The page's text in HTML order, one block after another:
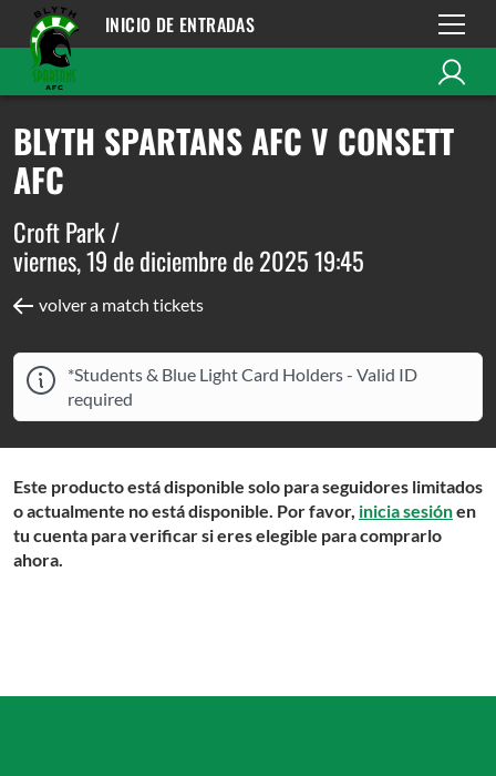
INICIO DE ENTRADAS
BLYTH SPARTANS AFC V CONSETT
AFC
Croft Park /
viernes, 19 de diciembre de 2025 19:45
volver a match tickets
*Students & Blue Light Card Holders - Valid ID
required
Este producto está disponible solo para seguidores limitados
o actualmente no está disponible. Por favor, inicia sesiónen
tu cuenta para verificar si eres elegible para comprarlo
ahora.